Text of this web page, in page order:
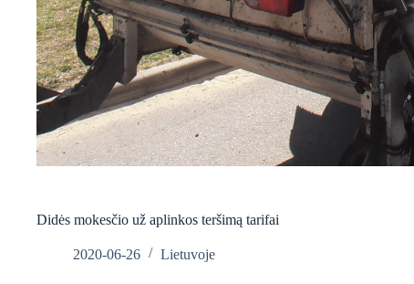
Didės mokesčio už aplinkos teršimą tarifai
2020-06-26 Lietuvoje